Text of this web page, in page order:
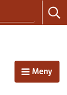
Öppna
Meny